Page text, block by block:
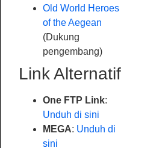
Old World Heroes
of the Aegean
(Dukung
pengembang)
Link Alternatif
One FTP Link:
Unduh di sini
MEGA: Unduh di
sini